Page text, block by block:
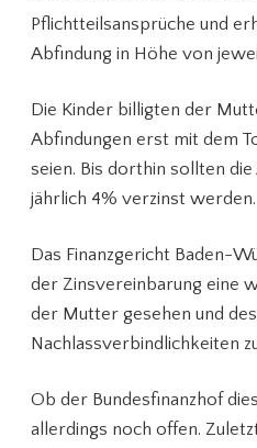
Pflichtteilsansprüche und
Abfindung in Höhe von
Die Kinder billigten der
Abfindungen erst mit dem
seien. Bis dorthin sollten
jährlich 4% verzinst werden.
Das Finanzgericht Baden-
der Zinsvereinbarung eine
der Mutter gesehen und
Nachlassverbindlichkeiten
Ob der Bundesfinanzhof
allerdings noch offen.